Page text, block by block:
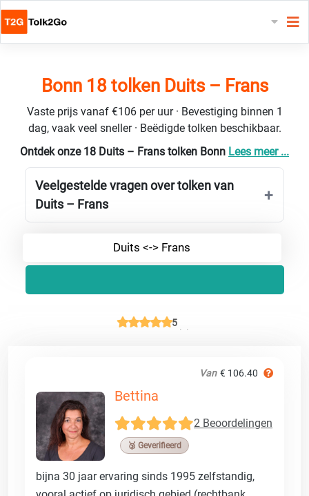
Bonn 18 tolken Duits – Frans
Vaste prijs vanaf €106 per uur · Bevestiging binnen 1
dag, vaak veel sneller · Beëdigde tolken beschikbaar.
Ontdek onze 18 Duits – Frans tolken Bonn Lees meer ...
Veelgestelde vragen over tolken van
Duits – Frans
Duits <-> Frans
5
Van € 106.40
Bettina
2 Beoordelingen
🥉 Geverifieerd
bijna 30 jaar ervaring sinds 1995 zelfstandig,